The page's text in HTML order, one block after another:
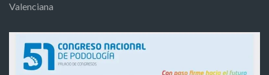
Valenciana